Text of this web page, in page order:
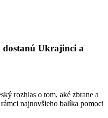
dostanú Ukrajinci a
rozhlas o tom, aké zbrane a
najnovšieho balíka pomoci